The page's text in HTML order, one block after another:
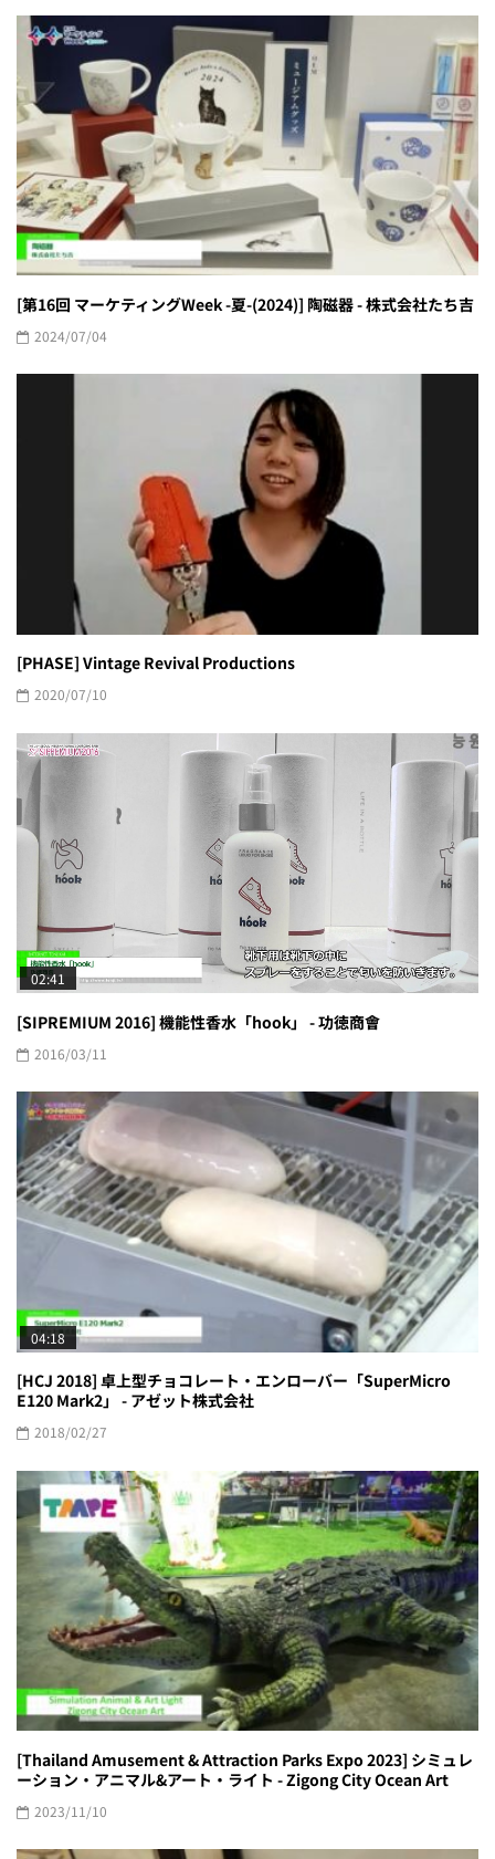
[第16回 マーケティングWeek -夏-(2024)] 陶磁器 - 株式会社たち吉
2024/07/04
[PHASE] Vintage Revival Productions
2020/07/10
02:41
[SIPREMIUM 2016] 機能性香水「hook」 - 功徳商會
2016/03/11
04:18
[HCJ 2018] 卓上型チョコレート・エンローバー「SuperMicro
E120 Mark2」 - アゼット株式会社
2018/02/27
[Thailand Amusement & Attraction Parks Expo 2023] シミュレ
ーション・アニマル&アート・ライト - Zigong City Ocean Art
2023/11/10